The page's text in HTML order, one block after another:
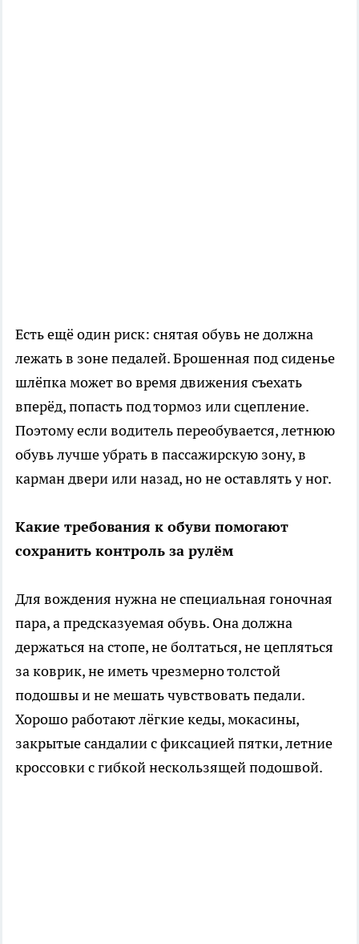
Есть ещё один риск: снятая обувь не должна
лежать в зоне педалей. Брошенная под сиденье
шлёпка может во время движения съехать
вперёд, попасть под тормоз или сцепление.
Поэтому если водитель переобувается, летнюю
обувь лучше убрать в пассажирскую зону, в
карман двери или назад, но не оставлять у ног.
Какие требования к обуви помогают
сохранить контроль за рулём
Для вождения нужна не специальная гоночная
пара, а предсказуемая обувь. Она должна
держаться на стопе, не болтаться, не цепляться
за коврик, не иметь чрезмерно толстой
подошвы и не мешать чувствовать педали.
Хорошо работают лёгкие кеды, мокасины,
закрытые сандалии с фиксацией пятки, летние
кроссовки с гибкой нескользящей подошвой.